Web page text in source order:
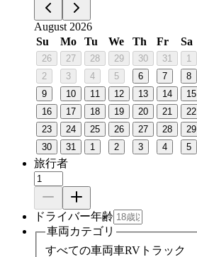
August 2026
Su
Mo Tu We Th Fr Sa
26 27 28 29 30 31
1
2
3 4 5 6 7
8
9
10 11 12 13 14
15
16
17 18 19 20 21
22
23
24 25 26 27 28
29
30
31 1 2 3 4 5
旅行者
ドライバー年齢
車両カテゴリ
すべての車両車RV トラック